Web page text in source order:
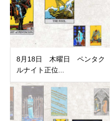
8月18日 木曜日 ペンタク
ルナイト正位...